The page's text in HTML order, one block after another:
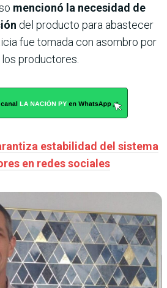
mencionó la necesidad de
del producto para abastecer
fue tomada con asombro por
productores.
estabilidad del sistema
en redes sociales